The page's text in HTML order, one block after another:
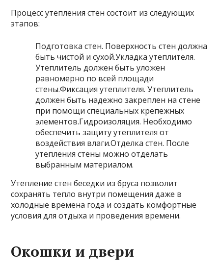
Процесс утепления стен состоит из следующих
этапов:
Подготовка стен. Поверхность стен должна
быть чистой и сухой.Укладка утеплителя.
Утеплитель должен быть уложен
равномерно по всей площади
стены.Фиксация утеплителя. Утеплитель
должен быть надежно закреплен на стене
при помощи специальных крепежных
элементов.Гидроизоляция. Необходимо
обеспечить защиту утеплителя от
воздействия влаги.Отделка стен. После
утепления стены можно отделать
выбранным материалом.
Утепление стен беседки из бруса позволит
сохранять тепло внутри помещения даже в
холодные времена года и создать комфортные
условия для отдыха и проведения времени.
Окошки и двери